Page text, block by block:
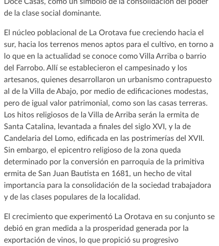
de la clase social dominante.
El núcleo poblacional de La Orotava fue creciendo hacia el
sur, hacia los terrenos menos aptos para el cultivo, en torno a
lo que en la actualidad se conoce como Villa Arriba o barrio
del Farrobo. Allí se establecieron el campesinado y los
artesanos, quienes desarrollaron un urbanismo contrapuesto
al de la Villa de Abajo, por medio de edificaciones modestas,
pero de igual valor patrimonial, como son las casas terreras.
Los hitos religiosos de la Villa de Arriba serán la ermita de
Santa Catalina, levantada a finales del siglo XVI, y la de
Candelaria del Lomo, edificada en las postrimerías del XVII.
Sin embargo, el epicentro religioso de la zona queda
determinado por la conversión en parroquia de la primitiva
ermita de San Juan Bautista en 1681, un hecho de vital
importancia para la consolidación de la sociedad trabajadora
y de las clases populares de la localidad.
El crecimiento que experimentó La Orotava en su conjunto se
debió en gran medida a la prosperidad generada por la
exportación de vinos, lo que propició su progresivo